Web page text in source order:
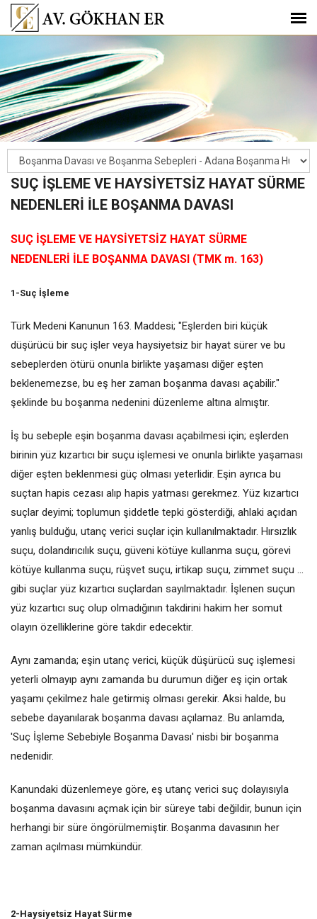
SUÇ İŞLEME VE HAYSİYETSİZ HAYAT SÜRME
NEDENLERİ İLE BOŞANMA DAVASI
SUÇ İŞLEME VE HAYSİYETSİZ HAYAT SÜRME
NEDENLERİ İLE BOŞANMA DAVASI (TMK m. 163)
1-Suç İşleme
Türk Medeni Kanunun 163. Maddesi; "Eşlerden biri küçük
düşürücü bir suç işler veya haysiyetsiz bir hayat sürer ve bu
sebeplerden ötürü onunla birlikte yaşaması diğer eşten
beklenemezse, bu eş her zaman boşanma davası açabilir."
şeklinde bu boşanma nedenini düzenleme altına almıştır.
İş bu sebeple eşin boşanma davası açabilmesi için; eşlerden
birinin yüz kızartıcı bir suçu işlemesi ve onunla birlikte yaşaması
diğer eşten beklenmesi güç olması yeterlidir. Eşin ayrıca bu
suçtan hapis cezası alıp hapis yatması gerekmez. Yüz kızartıcı
suçlar deyimi; toplumun şiddetle tepki gösterdiği, ahlaki açıdan
yanlış bulduğu, utanç verici suçlar için kullanılmaktadır. Hırsızlık
suçu, dolandırıcılık suçu, güveni kötüye kullanma suçu, görevi
kötüye kullanma suçu, rüşvet suçu, irtikap suçu, zimmet suçu ...
gibi suçlar yüz kızartıcı suçlardan sayılmaktadır. İşlenen suçun
yüz kızartıcı suç olup olmadığının takdirini hakim her somut
olayın özelliklerine göre takdir edecektir.
Aynı zamanda; eşin utanç verici, küçük düşürücü suç işlemesi
yeterli olmayıp aynı zamanda bu durumun diğer eş için ortak
yaşamı çekilmez hale getirmiş olması gerekir. Aksi halde, bu
sebebe dayanılarak boşanma davası açılamaz. Bu anlamda,
'Suç İşleme Sebebiyle Boşanma Davası' nisbi bir boşanma
nedenidir.
Kanundaki düzenlemeye göre, eş utanç verici suç dolayısıyla
boşanma davasını açmak için bir süreye tabi değildir, bunun için
herhangi bir süre öngörülmemiştir. Boşanma davasının her
zaman açılması mümkündür.
2-Haysiyetsiz Hayat Sürme